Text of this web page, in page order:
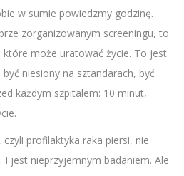
w sumie powiedzmy godzinę.
zorganizowanym screeningu, to
może uratować życie. To jest
niesiony na sztandarach, być
każdym szpitalem: 10 minut,
profilaktyka raka piersi, nie
jest nieprzyjemnym badaniem. Ale